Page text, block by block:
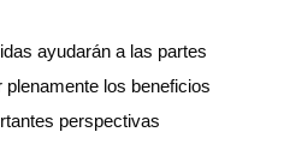
ayudarán a las partes
los beneficios
perspectivas